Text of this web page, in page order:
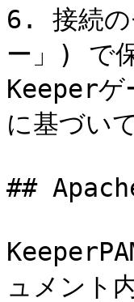
6. 接続の
ー」) で
Keeperゲ
に基づい
##
ュメント